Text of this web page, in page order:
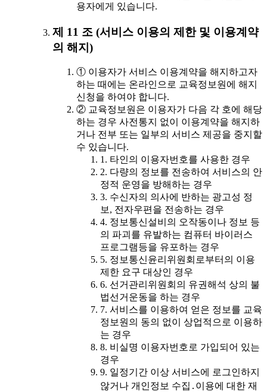
용자에게 있습니다.
제 11 조 (서비스 이용의 제한 및 이용계약
의 해지)
① 이용자가 서비스 이용계약을 해지하고자
하는 때에는 온라인으로 교육정보원에 해지
신청을 하여야 합니다.
② 교육정보원은 이용자가 다음 각 호에 해당
하는 경우 사전통지 없이 이용계약을 해지하
거나 전부 또는 일부의 서비스 제공을 중지할
수 있습니다.
1. 타인의 이용자번호를 사용한 경우
2. 다량의 정보를 전송하여 서비스의 안
정적 운영을 방해하는 경우
3. 수신자의 의사에 반하는 광고성 정
보, 전자우편을 전송하는 경우
4. 정보통신설비의 오작동이나 정보 등
의 파괴를 유발하는 컴퓨터 바이러스
프로그램등을 유포하는 경우
5. 정보통신윤리위원회로부터의 이용
제한 요구 대상인 경우
6. 선거관리위원회의 유권해석 상의 불
법선거운동을 하는 경우
7. 서비스를 이용하여 얻은 정보를 교육
정보원의 동의 없이 상업적으로 이용하
는 경우
8. 비실명 이용자번호로 가입되어 있는
경우
9. 일정기간 이상 서비스에 로그인하지
않거나 개인정보 수집․이용에 대한 재